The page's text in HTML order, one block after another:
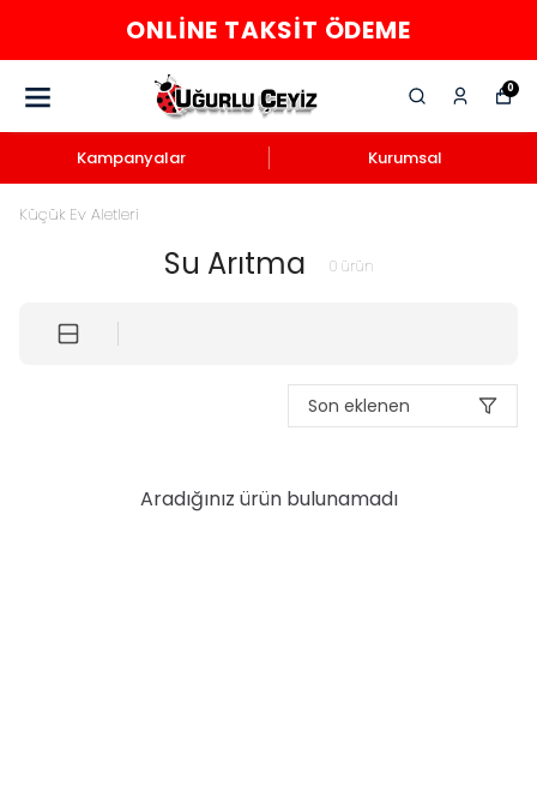
ONLINE TAKSIT ÖDEME
0
Kampanyalar Kurumsal
Küçük Ev Aletleri
Su Arıtma 0 ürün
Son eklenen
Aradığınız ürün bulunamadı